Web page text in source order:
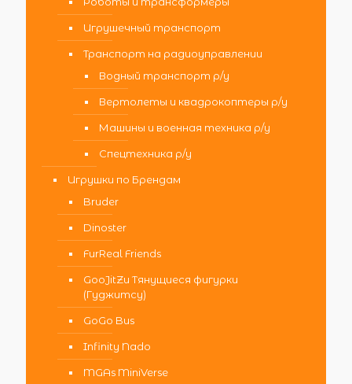
Игрушечный транспорт
Транспорт на радиоуправлении
Водный транспорт р/у
Вертолеты и квадрокоптеры р/у
Машины и военная техника р/у
Спецтехника р/у
Игрушки по Брендам
Bruder
Dinoster
FurReal Friends
GooJitZu Тянущиеся фигурки
(Гуджитсу)
GoGo Bus
Infinity Nado
MGAs MiniVerse